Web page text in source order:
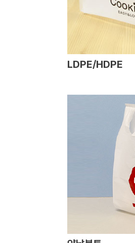
LDPE/HDPE